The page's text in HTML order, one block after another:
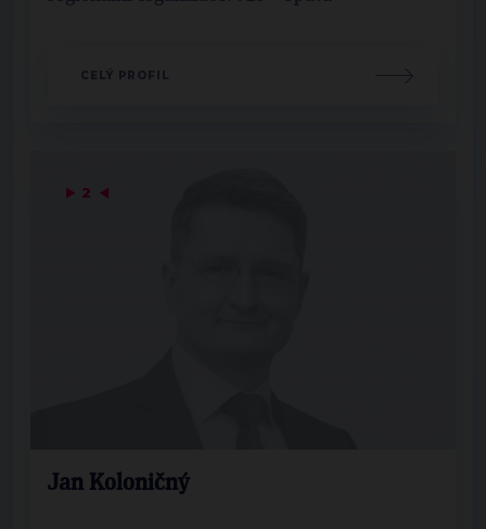
CELÝ PROFIL
▶ 2 ◀
Jan Koloničný